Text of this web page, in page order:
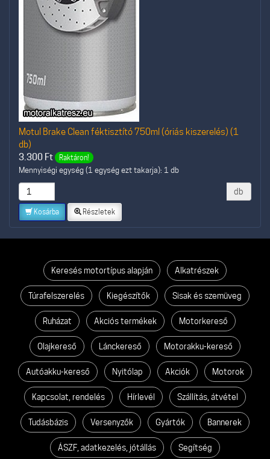
Motul Brake Clean féktisztító 750ml (óriás kiszerelés) (1
db)
3.300 Ft Raktáron!
Mennyiségi egység (1 egység ezt takarja): 1 db
db
Kosárba Részletek
Keresés motortípus alapján Alkatrészek
Túrafelszerelés Kiegészítők Sisak és szemüveg
Ruházat Akciós termékek Motorkereső
Olajkereső Lánckereső Motorakku-kereső
Autóakku-kereső Nyitólap Akciók Motorok
Kapcsolat, rendelés Hírlevél Szállítás, átvétel
Tudásbázis Versenyzők Gyártók Bannerek
ÁSZF, adatkezelés, jótállás Segítség